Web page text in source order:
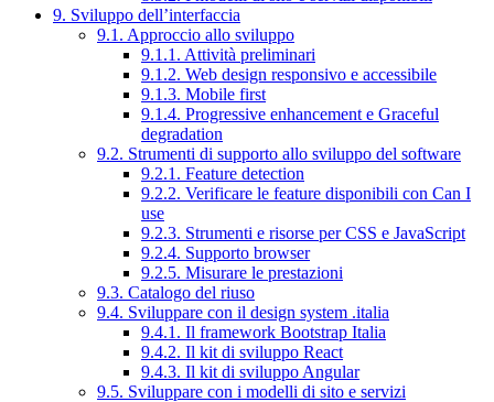
9. Sviluppo dell’interfaccia
9.1. Approccio allo sviluppo
9.1.1. Attività preliminari
9.1.2. Web design responsivo e accessibile
9.1.3. Mobile first
9.1.4. Progressive enhancement e Graceful
degradation
9.2. Strumenti di supporto allo sviluppo del software
9.2.1. Feature detection
9.2.2. Verificare le feature disponibili con Can I
use
9.2.3. Strumenti e risorse per CSS e JavaScript
9.2.4. Supporto browser
9.2.5. Misurare le prestazioni
9.3. Catalogo del riuso
9.4. Sviluppare con il design system .italia
9.4.1. Il framework Bootstrap Italia
9.4.2. Il kit di sviluppo React
9.4.3. Il kit di sviluppo Angular
9.5. Sviluppare con i modelli di sito e servizi